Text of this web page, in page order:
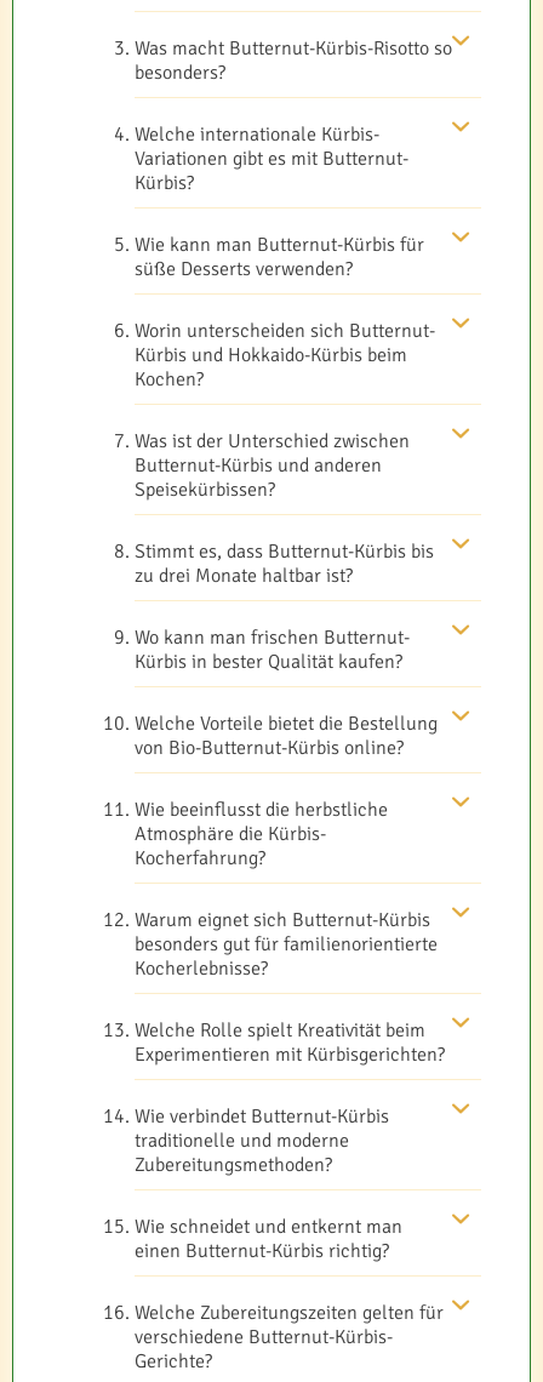
Was macht Butternut-Kürbis-Risotto so
besonders?
Welche internationale Kürbis-
Variationen gibt es mit Butternut-
Kürbis?
Wie kann man Butternut-Kürbis für
süße Desserts verwenden?
Worin unterscheiden sich Butternut-
Kürbis und Hokkaido-Kürbis beim
Kochen?
Was ist der Unterschied zwischen
Butternut-Kürbis und anderen
Speisekürbissen?
Stimmt es, dass Butternut-Kürbis bis
zu drei Monate haltbar ist?
Wo kann man frischen Butternut-
Kürbis in bester Qualität kaufen?
Welche Vorteile bietet die Bestellung
von Bio-Butternut-Kürbis online?
Wie beeinflusst die herbstliche
Atmosphäre die Kürbis-
Kocherfahrung?
Warum eignet sich Butternut-Kürbis
besonders gut für familienorientierte
Kocherlebnisse?
Welche Rolle spielt Kreativität beim
Experimentieren mit Kürbisgerichten?
Wie verbindet Butternut-Kürbis
traditionelle und moderne
Zubereitungsmethoden?
Wie schneidet und entkernt man
einen Butternut-Kürbis richtig?
Welche Zubereitungszeiten gelten für
verschiedene Butternut-Kürbis-
Gerichte?